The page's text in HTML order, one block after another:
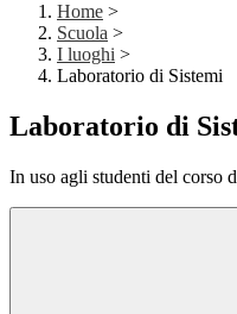
Home >
Scuola >
I luoghi >
Laboratorio di Sistemi
Laboratorio di
In uso agli studenti del corso